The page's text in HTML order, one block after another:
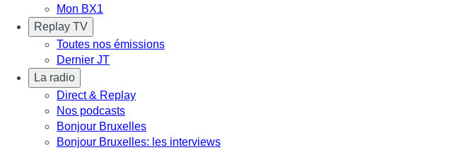
Mon BX1
Replay TV
Toutes nos émissions
Dernier JT
La radio
Direct & Replay
Nos podcasts
Bonjour Bruxelles
Bonjour Bruxelles: les interviews